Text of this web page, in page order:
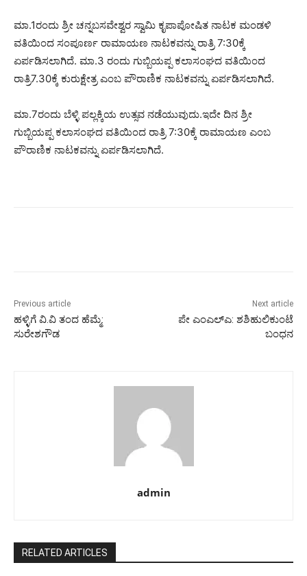
ಮಾ.1ರಂದು ಶ್ರೀ ಚನ್ನಬಸವೇಶ್ವರ ಸ್ವಾಮಿ ಕೃಪಾಪೋಷಿತ ನಾಟಕ ಮಂಡಳಿ
ವತಿಯಿಂದ ಸಂಪೂರ್ಣ ರಾಮಾಯಣ ನಾಟಕವನ್ನು ರಾತ್ರಿ 7:30ಕ್ಕೆ
ಏರ್ಪಡಿಸಲಾಗಿದೆ. ಮಾ.3 ರಂದು ಗುಬ್ಬಿಯಪ್ಪ ಕಲಾಸಂಘದ ವತಿಯಿಂದ
ರಾತ್ರಿ7.30ಕ್ಕೆ ಕುರುಕ್ಷೇತ್ರ ಎಂಬ ಪೌರಾಣಿಕ ನಾಟಕವನ್ನು ಏರ್ಪಡಿಸಲಾಗಿದೆ.
ಮಾ.7ರಂದು ಬೆಳ್ಳಿ ಪಲ್ಲಕ್ಕಿಯ ಉತ್ಸವ ನಡೆಯುವುದು.ಇದೇ ದಿನ ಶ್ರೀ
ಗುಬ್ಬಿಯಪ್ಪ ಕಲಾಸಂಘದ ವತಿಯಿಂದ ರಾತ್ರಿ 7:30ಕ್ಕೆ ರಾಮಾಯಣ ಎಂಬ
ಪೌರಾಣಿಕ ನಾಟಕವನ್ನು ಏರ್ಪಡಿಸಲಾಗಿದೆ.
Previous article
ಹಳ್ಳಿಗೆ ವಿ.ವಿ ತಂದ ಹೆಮ್ಮೆ:
ಸುರೇಶಗೌಡ
Next article
ಪೇ ಎಂಎಲ್ಎ: ಶಶಿಹುಲಿಕುಂಟೆ
ಬಂಧನ
admin
RELATED ARTICLES